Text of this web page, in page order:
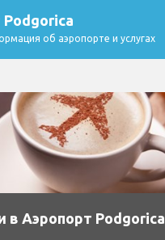
об аэропорте и услугах
в Аэропорт Podgorica